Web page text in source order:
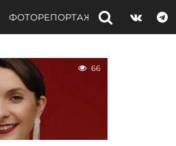
ФОТОРЕПОРТАЖИ ИНТЕРВЬЮ
66